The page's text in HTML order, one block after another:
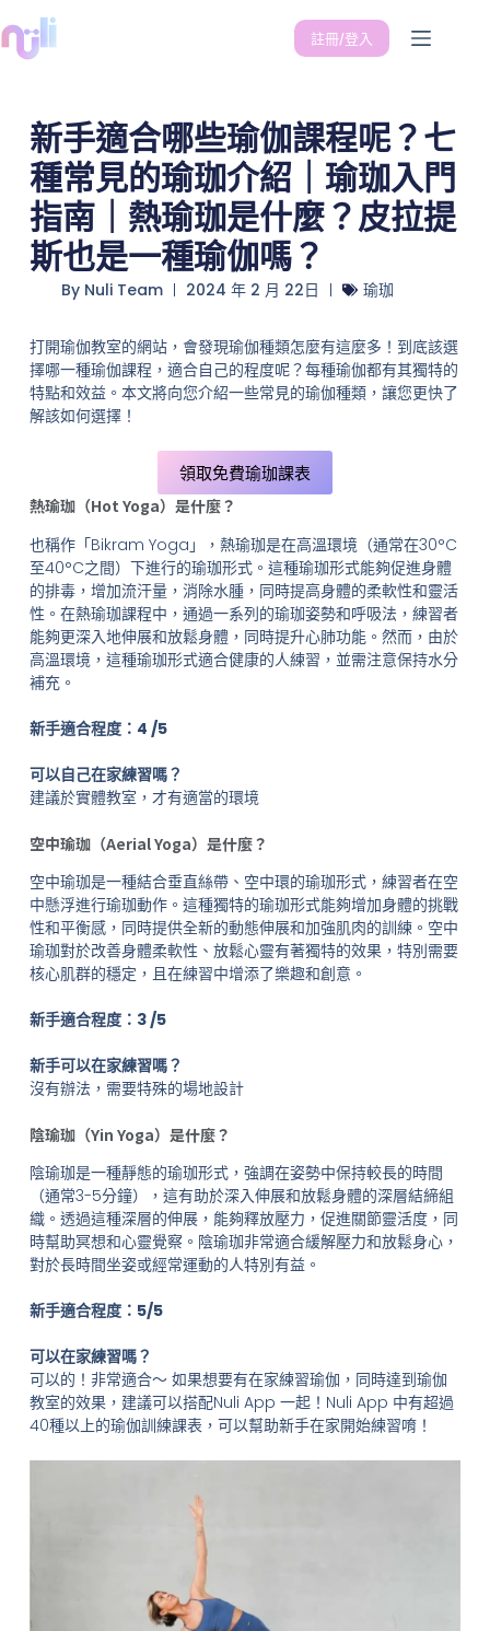
註冊/登入
新手適合哪些瑜伽課程呢？七
種常見的瑜珈介紹｜瑜珈入門
指南｜熱瑜珈是什麼？皮拉提
斯也是一種瑜伽嗎？
ByNuli Team 2024 年 2 月 22日 瑜珈
打開瑜伽教室的網站，會發現瑜伽種類怎麼有這麼多！到底該選
擇哪一種瑜伽課程，適合自己的程度呢？每種瑜伽都有其獨特的
特點和效益。本文將向您介紹一些常見的瑜伽種類，讓您更快了
解該如何選擇！
領取免費瑜珈課表
熱瑜珈（Hot Yoga）是什麼？
也稱作「Bikram Yoga」，熱瑜珈是在高溫環境（通常在30°C
至40°C之間）下進行的瑜珈形式。這種瑜珈形式能夠促進身體
的排毒，增加流汗量，消除水腫，同時提高身體的柔軟性和靈活
性。在熱瑜珈課程中，通過一系列的瑜珈姿勢和呼吸法，練習者
能夠更深入地伸展和放鬆身體，同時提升心肺功能。然而，由於
高溫環境，這種瑜珈形式適合健康的人練習，並需注意保持水分
補充。
新手適合程度：4 /5
可以自己在家練習嗎？
建議於實體教室，才有適當的環境
空中瑜珈（Aerial Yoga）是什麼？
空中瑜珈是一種結合垂直絲帶、空中環的瑜珈形式，練習者在空
中懸浮進行瑜珈動作。這種獨特的瑜珈形式能夠增加身體的挑戰
性和平衡感，同時提供全新的動態伸展和加強肌肉的訓練。空中
瑜珈對於改善身體柔軟性、放鬆心靈有著獨特的效果，特別需要
核心肌群的穩定，且在練習中增添了樂趣和創意。
新手適合程度：3 /5
新手可以在家練習嗎？
沒有辦法，需要特殊的場地設計
陰瑜珈（Yin Yoga）是什麼？
陰瑜珈是一種靜態的瑜珈形式，強調在姿勢中保持較長的時間
（通常3-5分鐘），這有助於深入伸展和放鬆身體的深層結締組
織。透過這種深層的伸展，能夠釋放壓力，促進關節靈活度，同
時幫助冥想和心靈覺察。陰瑜珈非常適合緩解壓力和放鬆身心，
對於長時間坐姿或經常運動的人特別有益。
新手適合程度：5/5
可以在家練習嗎？
可以的！非常適合～ 如果想要有在家練習瑜伽，同時達到瑜伽
教室的效果，建議可以搭配Nuli App 一起！Nuli App 中有超過
40種以上的瑜伽訓練課表，可以幫助新手在家開始練習唷！